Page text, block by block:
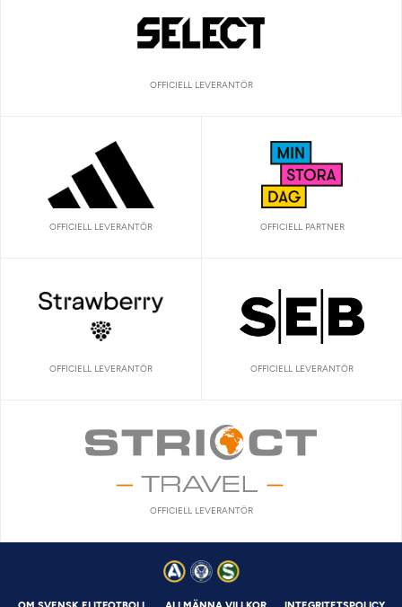
OFFICIELL LEVERANTÖR
OFFICIELL LEVERANTÖR OFFICIELL PARTNER
OFFICIELL LEVERANTÖR OFFICIELL LEVERANTÖR
OFFICIELL LEVERANTÖR